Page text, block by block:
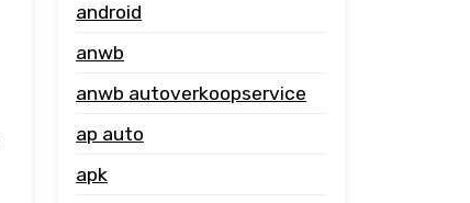
android
anwb
anwb autoverkoopservice
ap auto
apk